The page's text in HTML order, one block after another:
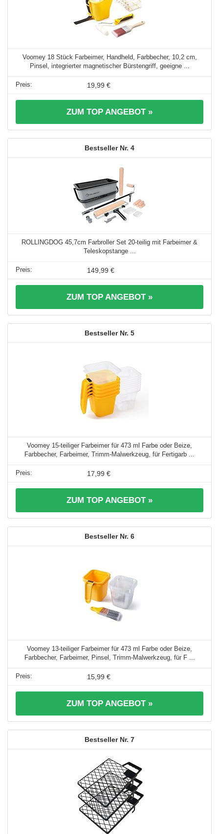
Voomey 18 Stück Farbeimer, Handheld, Farbbecher, 10,2 cm,
Pinsel, integrierter magnetischer Bürstengriff, geeigne ...
19,99 €
ZUM TOP ANGEBOT »
4
ROLLINGDOG 45,7cm Farbroller Set 20-teilig mit Farbeimer &
Teleskopstange ...
149,99 €
ZUM TOP ANGEBOT »
5
Voomey 15-teiliger Farbeimer für 473 ml Farbe oder Beize,
Farbbecher, Farbeimer, Trimm-Malwerkzeug, für Fertigarb ...
17,99 €
ZUM TOP ANGEBOT »
6
Voomey 13-teiliger Farbeimer für 473 ml Farbe oder Beize,
Farbbecher, Farbeimer, Pinsel, Trimm-Malwerkzeug, für F ...
15,99 €
ZUM TOP ANGEBOT »
7